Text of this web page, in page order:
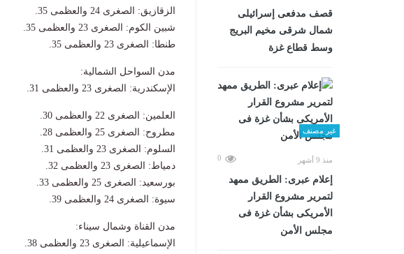
قصف مدفعى إسرائيلى
شمال شرقى مخيم البريج
وسط قطاع غزة
غير مصنف
منذ 9 أشهر 0
إعلام عبرى: الطريق ممهد
لتمرير مشروع القرار
الأمريكى بشأن غزة فى
مجلس الأمن
الزقازيق: الصغرى 24 والعظمى 35.
شبين الكوم: الصغرى 23 والعظمى 35.
طنطا: الصغرى 23 والعظمى 35.
مدن السواحل الشمالية:
الإسكندرية: الصغرى 23 والعظمى 31.
العلمين: الصغرى 22 والعظمى 30.
مطروح: الصغرى 25 والعظمى 28.
السلوم: الصغرى 23 والعظمى 31.
دمياط: الصغرى 23 والعظمى 32.
بورسعيد: الصغرى 25 والعظمى 33.
سيوة: الصغرى 24 والعظمى 39.
مدن القناة وشمال سيناء:
الإسماعيلية: الصغرى 23 والعظمى 38.